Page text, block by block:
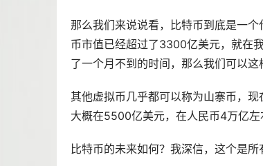
那么我们来说说看，比特币到底是一
币市值已经超过了3300亿美元，就在
了一个月不到的时间，那么我们可以
其他虚拟币几乎都可以称为山寨币，现
大概在5500亿美元，在人民币4万亿左
比特币的未来如何？我深信，这个是